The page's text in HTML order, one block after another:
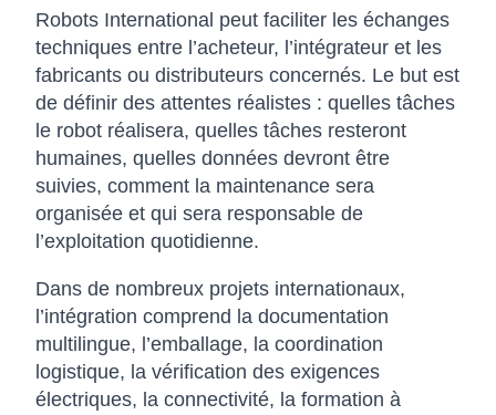
Robots International peut faciliter les échanges
techniques entre l’acheteur, l’intégrateur et les
fabricants ou distributeurs concernés. Le but est
de définir des attentes réalistes : quelles tâches
le robot réalisera, quelles tâches resteront
humaines, quelles données devront être
suivies, comment la maintenance sera
organisée et qui sera responsable de
l’exploitation quotidienne.
Dans de nombreux projets internationaux,
l’intégration comprend la documentation
multilingue, l’emballage, la coordination
logistique, la vérification des exigences
électriques, la connectivité, la formation à